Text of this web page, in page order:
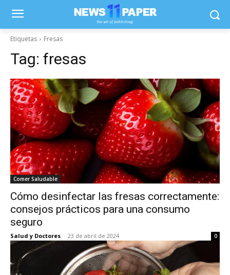
Etiquetas Fresas
Tag: fresas
Comer Saludable
Cómo desinfectar las fresas correctamente:
consejos prácticos para una consumo
seguro
Salud y Doctores - 23 de abril de 2024 0